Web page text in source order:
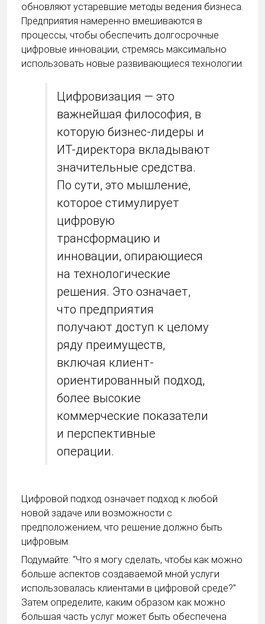
обновляют устаревшие методы ведения бизнеса.
Предприятия намеренно вмешиваются в
процессы, чтобы обеспечить долгосрочные
цифровые инновации, стремясь максимально
использовать новые развивающиеся технологии.
Цифровизация — это
важнейшая философия, в
которую бизнес-лидеры и
ИТ-директора вкладывают
значительные средства.
По сути, это мышление,
которое стимулирует
цифровую
трансформацию и
инновации, опирающиеся
на технологические
решения. Это означает,
что предприятия
получают доступ к целому
ряду преимуществ,
включая клиент-
ориентированный подход,
более высокие
коммерческие показатели
и перспективные
операции.
Цифровой подход означает подход к любой
новой задаче или возможности с
предположением, что решение должно быть
цифровым.
Подумайте: “Что я могу сделать, чтобы как можно
больше аспектов создаваемой мной услуги
использовалась клиентами в цифровой среде?”
Затем определите, каким образом как можно
большая часть услуг может быть обеспечена